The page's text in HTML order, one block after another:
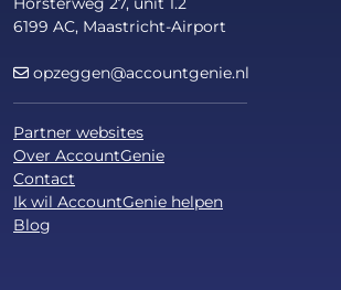
6199 AC, Maastricht-Airport
opzeggen@accountgenie.nl
Partner websites
Over AccountGenie
Contact
Ik wil AccountGenie helpen
Blog